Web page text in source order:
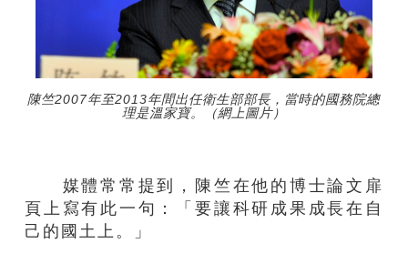
陳竺2007年至2013年間出任衛生部部長，當時的國務院總
理是溫家寶。（網上圖片）
媒體常常提到，陳竺在他的博士論文扉
頁上寫有此一句：「要讓科研成果成長在自
己的國土上。」